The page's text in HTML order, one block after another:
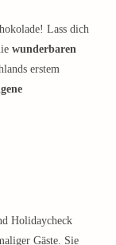
Lass dich
wunderbaren
erstem
Holidaycheck
Gäste. Sie